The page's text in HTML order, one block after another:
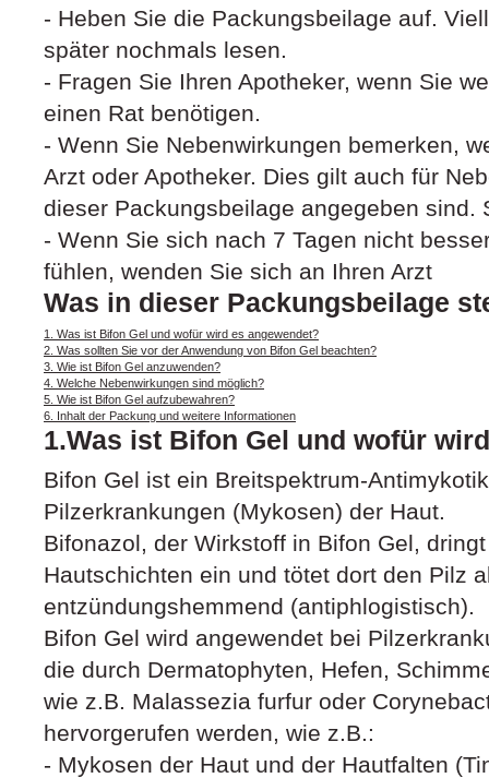
- Heben Sie die Packungsbeilage auf.
später nochmals lesen.
- Fragen Sie Ihren Apotheker, wenn Sie
einen Rat benötigen.
- Wenn Sie Nebenwirkungen bemerken,
Arzt oder Apotheker. Dies gilt auch für
dieser Packungsbeilage angegeben sind.
- Wenn Sie sich nach 7 Tagen nicht
fühlen, wenden Sie sich an Ihren Arzt
Was in dieser Packungsbeilage
1. Was ist Bifon Gel und wofür wird es angewendet?
2. Was sollten Sie vor der Anwendung von Bifon Gel beachten?
3. Wie ist Bifon Gel anzuwenden?
4. Welche Nebenwirkungen sind möglich?
5. Wie ist Bifon Gel aufzubewahren?
6. Inhalt der Packung und weitere Informationen
1.Was ist Bifon Gel und wofür
Bifon Gel ist ein Breitspektrum-
Pilzerkrankungen (Mykosen) der Haut.
Bifonazol, der Wirkstoff in Bifon Gel,
Hautschichten ein und tötet dort den Pilz
entzündungshemmend (antiphlogistisch).
Bifon Gel wird angewendet bei
die durch Dermatophyten, Hefen,
wie z.B. Malassezia furfur oder
hervorgerufen werden, wie z.B.:
- Mykosen der Haut und der Hautfalten